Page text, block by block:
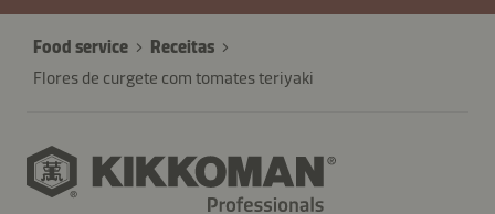
Food service
Receitas
Flores de curgete com tomates teriyaki